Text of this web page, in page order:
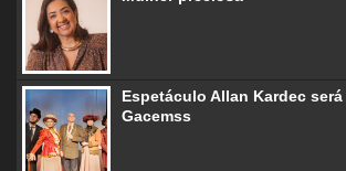
Espetáculo Allan Kardec
Gacemss